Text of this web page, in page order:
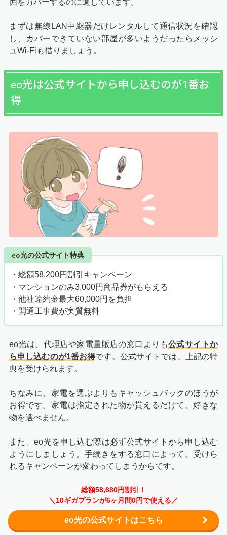
まずは無線LAN中継器だけレンタルして通信状況を確認
し、カバーできていない部屋が多いようだったらメッシ
ュWi-Fiも借りましょう。
eo光は公式サイトから申し込むのが1番お
得
eo光の公式サイト特典
・総額58,200円割引キャンペーン
・マンションのみ3,000円商品券がもらえる
・他社違約金最大60,000円を負担
・開通工事費が実質無料
eo光は、代理店や家電量販店の窓口よりも公式サイトか
ら申し込むのが1番お得です。公式サイトでは、上記の特
典を受けられます。
ちなみに、家電を選ぶよりもキャッシュバックのほうが
お得です。家電は指定された物が貰えるだけで、好きな
物を選べません。
また、eo光を申し込む際は必ず公式サイトから申し込む
ようにしましょう。手続きをする窓口によって、受けら
れるキャンペーンが変わってしまうからです。
総額58,680円割引！
＼10ギガプランが6ヶ月間0円で使える／
eo光の公式サイトはこちら